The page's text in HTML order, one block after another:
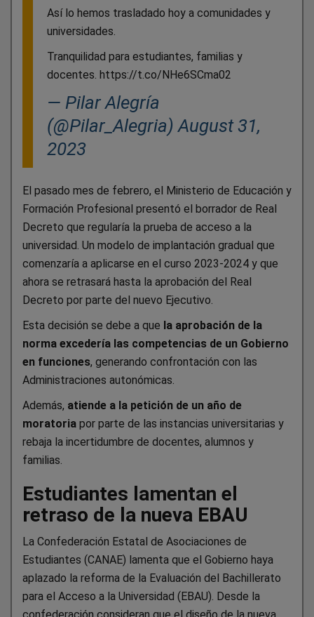
Así lo hemos trasladado hoy a comunidades y
universidades.
Tranquilidad para estudiantes, familias y
docentes. https://t.co/NHe6SCma02
— Pilar Alegría
(@Pilar_Alegria) August 31,
2023
El pasado mes de febrero, el Ministerio de Educación y
Formación Profesional presentó el borrador de Real
Decreto que regularía la prueba de acceso a la
universidad. Un modelo de implantación gradual que
comenzaría a aplicarse en el curso 2023-2024 y que
ahora se retrasará hasta la aprobación del Real
Decreto por parte del nuevo Ejecutivo.
Esta decisión se debe a que la aprobación de la
norma excedería las competencias de un Gobierno
en funciones, generando confrontación con las
Administraciones autonómicas.
Además, atiende a la petición de un año de
moratoria por parte de las instancias universitarias y
rebaja la incertidumbre de docentes, alumnos y
familias.
Estudiantes lamentan el
retraso de la nueva EBAU
La Confederación Estatal de Asociaciones de
Estudiantes (CANAE) lamenta que el Gobierno haya
aplazado la reforma de la Evaluación del Bachillerato
para el Acceso a la Universidad (EBAU). Desde la